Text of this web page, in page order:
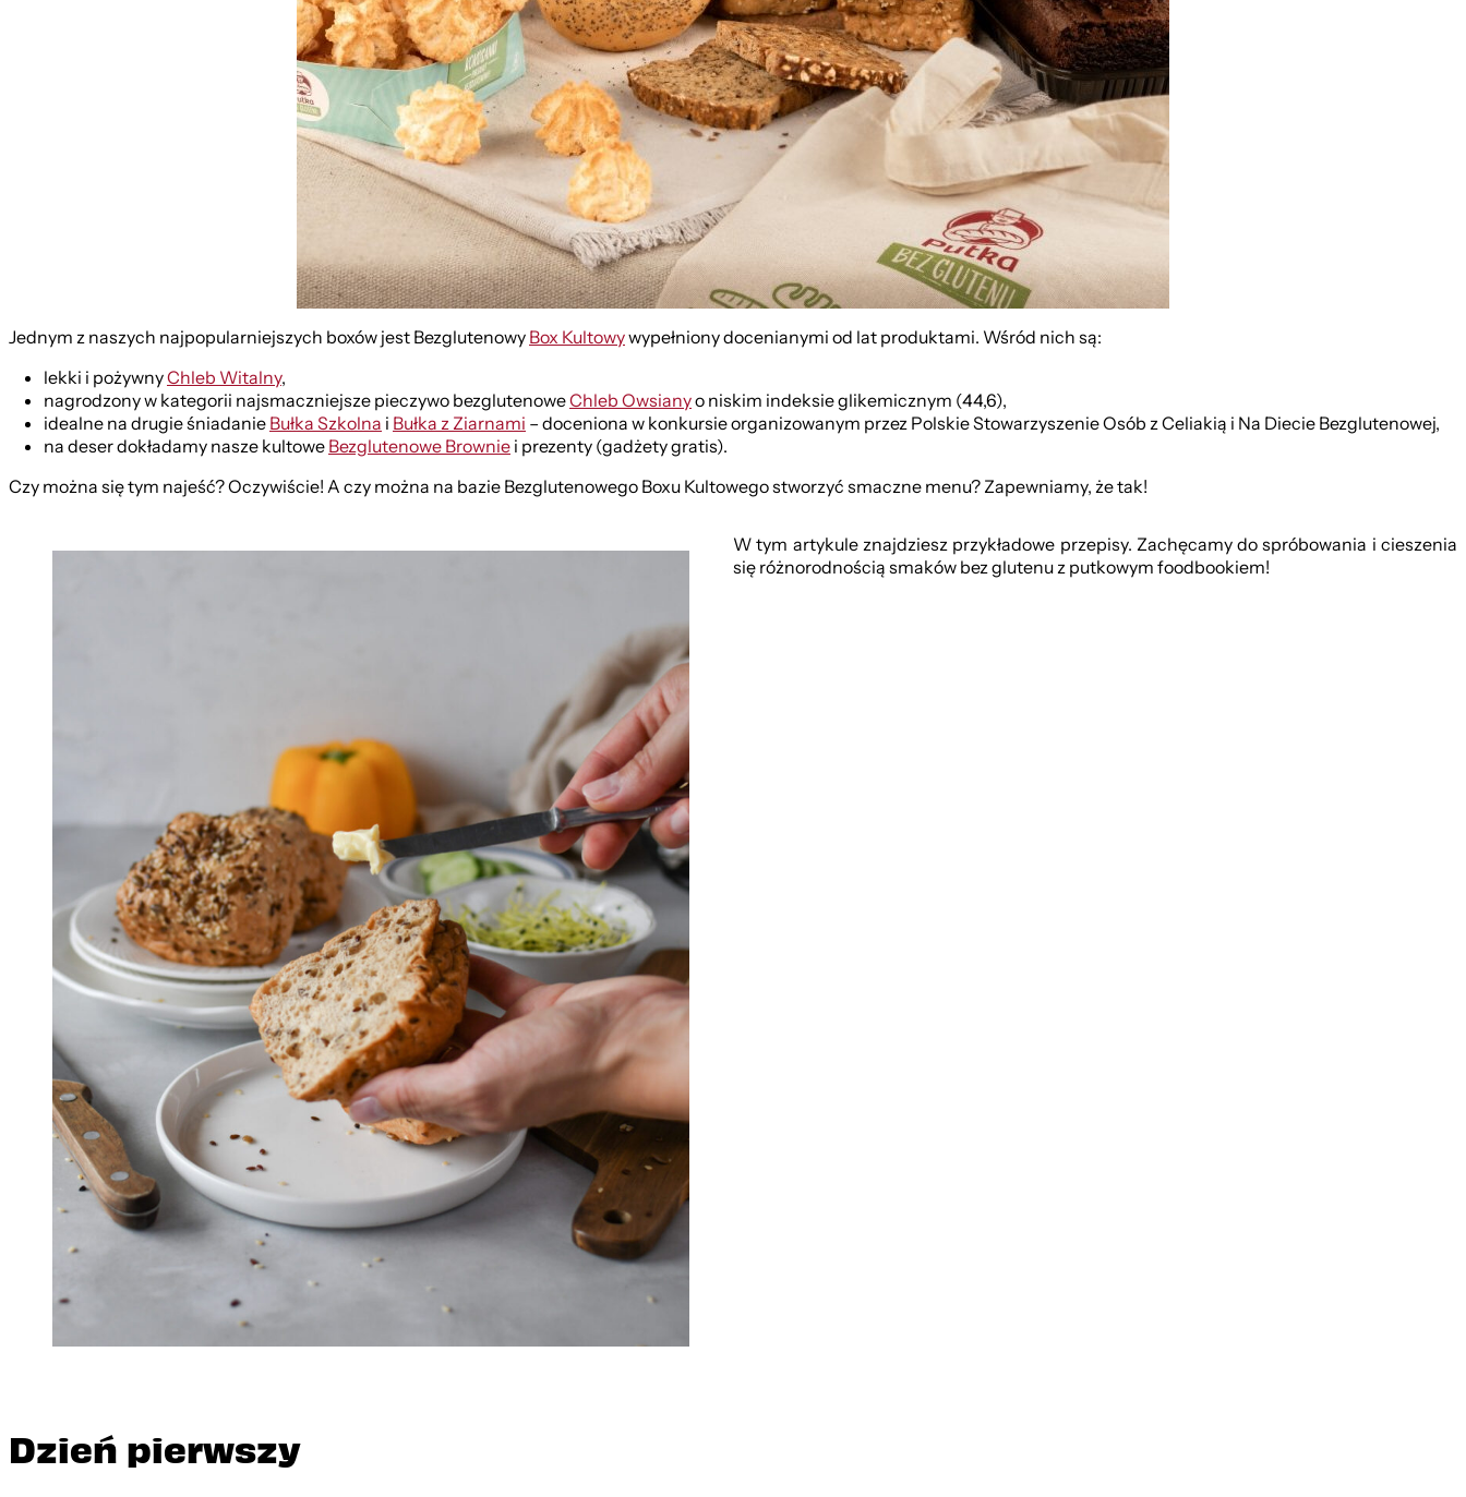
Jednym z naszych najpopularniejszych boxów jest BezglutenowyBox Kultowywypełniony docenianymi od lat produktami. Wśród nich są:
lekki i pożywnyChleb Witalny,
nagrodzony w kategorii najsmaczniejsze pieczywo bezglutenoweChleb Owsianyo niskim indeksie glikemicznym (44,6),
idealne na drugie śniadanieBułka Szkolna i Bułka z Ziarnami – doceniona w konkursie organizowanym przez Polskie Stowarzyszenie Osób z Celiakią i Na Diecie Bezglutenowej,
na deser dokładamy nasze kultoweBezglutenowe Browniei prezenty (gadżety gratis).
Czy można się tym najeść? Oczywiście! A czy można na bazie Bezglutenowego Boxu Kultowego stworzyć smaczne menu? Zapewniamy, że tak!
W tym artykule znajdziesz przykładowe przepisy. Zachęcamy do spróbowania i cieszenia
się różnorodnością smaków bez glutenu z putkowym foodbookiem!
Dzień pierwszy